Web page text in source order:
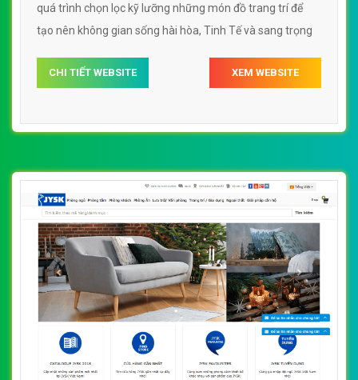
quá trình chọn lọc kỹ lưỡng những món đồ trang trí để
tạo nên không gian sống hài hòa, Tinh Tế và sang trọng
CHI TIẾT WEBSITE XEM WEBSITE